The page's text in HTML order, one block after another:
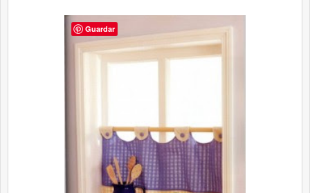
Guardar